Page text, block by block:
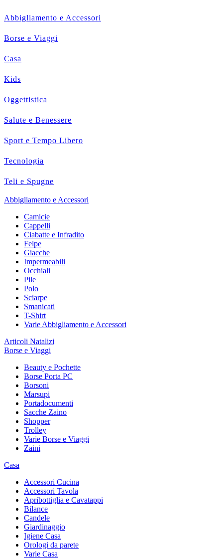
Abbigliamento e Accessori
Borse e Viaggi
Casa
Kids
Oggettistica
Salute e Benessere
Sport e Tempo Libero
Tecnologia
Teli e Spugne
Abbigliamento e Accessori
Camicie
Cappelli
Ciabatte e Infradito
Felpe
Giacche
Impermeabili
Occhiali
Pile
Polo
Sciarpe
Smanicati
T-Shirt
Varie Abbigliamento e Accessori
Articoli Natalizi
Borse e Viaggi
Beauty e Pochette
Borse Porta PC
Borsoni
Marsupi
Portadocumenti
Sacche Zaino
Shopper
Trolley
Varie Borse e Viaggi
Zaini
Casa
Accessori Cucina
Accessori Tavola
Apribottiglia e Cavatappi
Bilance
Candele
Giardinaggio
Igiene Casa
Orologi da parete
Varie Casa